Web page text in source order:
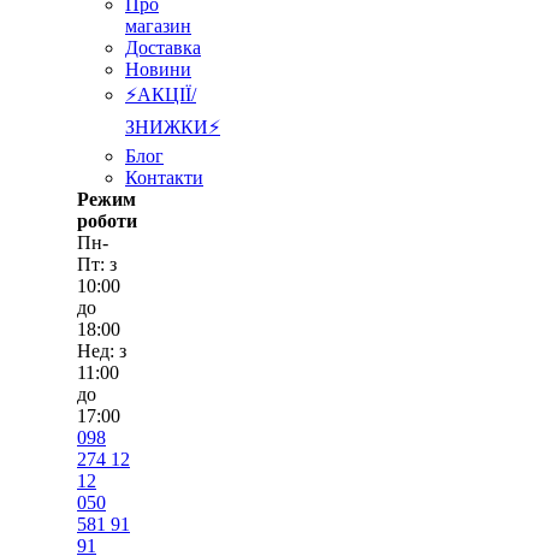
Про
магазин
Доставка
Новини
⚡АКЦІЇ/
ЗНИЖКИ⚡
Блог
Контакти
Режим
роботи
Пн-
Пт: з
10:00
до
18:00
Нед: з
11:00
до
17:00
098
274 12
12
050
581 91
91